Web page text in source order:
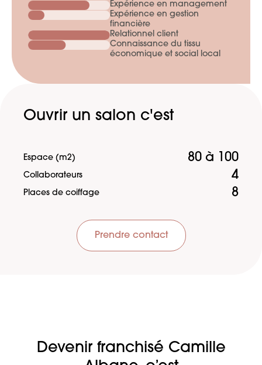
Expérience en management
Expérience en gestion
financière
Relationnel client
Connaissance du tissu
économique et social local
Ouvrir un salon c'est
Espace (m2) 80 à 100
Collaborateurs 4
Places de coiffage 8
Prendre contact
Devenir franchisé Camille